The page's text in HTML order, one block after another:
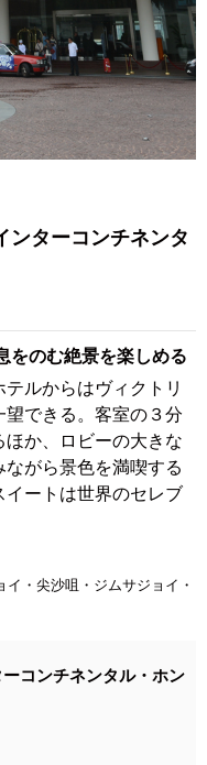
ターコンチネンタ
をのむ絶景を楽しめる
ルからはヴィクトリ
できる。客室の３分
か、ロビーの大きな
がら景色を満喫する
ートは世界のセレブ
イ・尖沙咀・ジムサジョイ・
コンチネンタル・ホン